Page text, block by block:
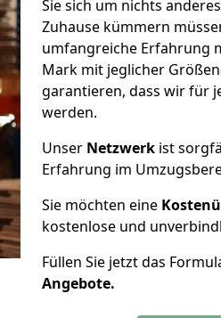
Sie sich um nichts
Zuhause kümmern
umfangreiche Erfahrung
Mark mit jeglicher
garantieren, dass wir für
werden.
Unser Netzwerk ist
Erfahrung im
Sie möchten eine
kostenlose und
Füllen Sie jetzt das
Angebote.